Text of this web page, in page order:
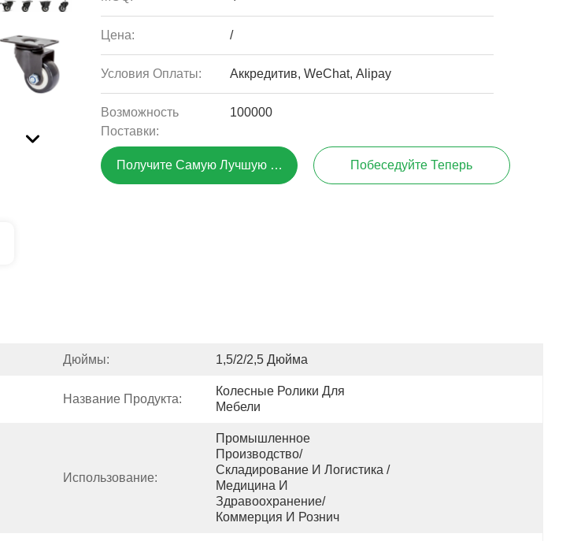
Цена: /
Условия Оплаты: Аккредитив, WeChat, Alipay
Возможность
Поставки:
100000
Получите Самую Лучшую Цену Побеседуйте Теперь
Дюймы: 1,5/2/2,5 Дюйма
Название Продукта:
Колесные Ролики Для
Мебели
Использование:
Промышленное
Производство/
Складирование И Логистика /
Медицина И
Здравоохранение/
Коммерция И Рознич